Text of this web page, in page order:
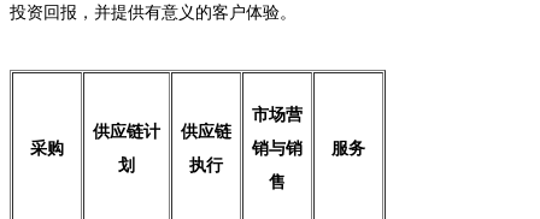
投资回报，并提供有意义的客户体验。
采购
供应链计
划
供应链
执行
市场营
销与销
售
服务